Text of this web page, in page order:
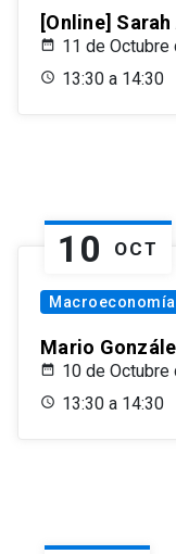
[Online]
11 de Octubre
13:30 a 14:30
10 OCT
Macroeconomía
Mario
10 de Octubre
13:30 a 14:30